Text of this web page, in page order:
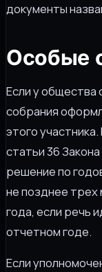
документы
Особые
Если у общества
собрания
этого
статьи 36
решение по
не позднее трех
года, если речь
отчетном годе.
Если